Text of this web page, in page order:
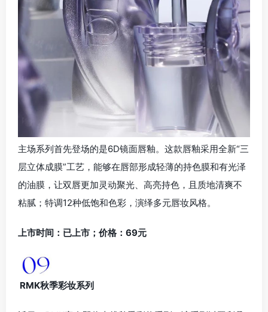
主场系列首先登场的是6D镜面唇釉。这款唇釉采用全新“三
层立体成膜”工艺，能够在唇部形成轻薄的持色膜和有光泽
的油膜，让双唇更加灵动聚光、高亮持色，且质地清爽不
粘腻；特调12种低饱和色彩，演绎多元唇妆风格。
上市时间：已上市；价格：69元
RMK秋季彩妆系列